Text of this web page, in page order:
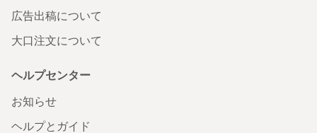
広告出稿について
大口注文について
ヘルプセンター
お知らせ
ヘルプとガイド